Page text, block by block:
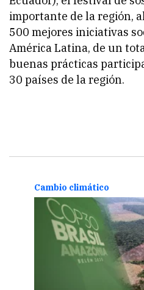
importante de la región,
500 mejores iniciativas
América Latina, de un
buenas prácticas
30 países de la región.
Cambio climático